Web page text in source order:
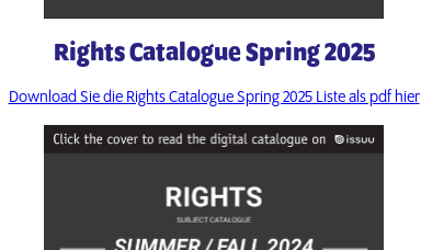
Rights Catalogue Spring 2025
Download Sie die Rights Catalogue Spring 2025 Liste als pdf hier